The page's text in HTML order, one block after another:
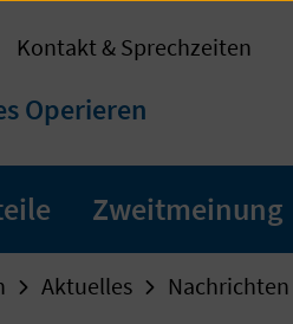
Operieren
Kontakt & Sprechzeiten
Zweitmeinung
Aktuelles
Nachrichten